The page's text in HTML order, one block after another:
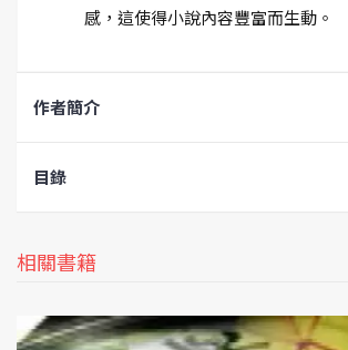
感，這使得小說內容豐富而生動。
作者簡介
目錄
相關書籍